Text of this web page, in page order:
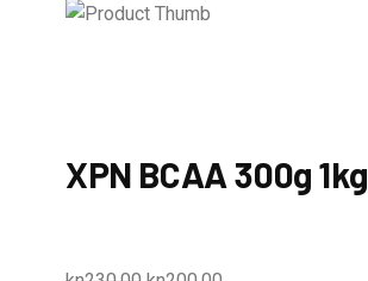
XPN BCAA 300g 1kg